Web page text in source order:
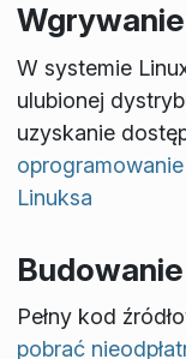
W systemie
ulubionej
uzyskanie
Linuksa
Pełny kod
pobrać